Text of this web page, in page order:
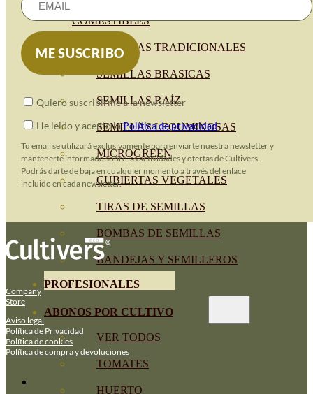
COMESTIBLES
SEMILLAS TRADICIONALES
SEMILLAS BRASICAS
SEMILLAS RAÍZ
SEMILLAS LEGUMINOSAS
MICROGREEN
CUBIERTAS VEGETALES
TIRAS DE SEMILLAS
BOMBAS DE SEMILLAS
BANDEJAS Y SEMILLEROS
PROFESIONALES
ABONOS POR CULTIVO
VER TODOS
TOMATES
HUERTO
Quiero suscribirme a la newsletter
He leido y acepto laPolítica de privacidad
Tu email se utilizará exclusivamente para enviarte nuestra newsletter y
mantenerte informado sobre las actividades y ofertas de Cultivers.
Podrás darte de baja en cualquier momento a través del enlace
incluido en cada newsletter.
Company
Store
Aviso legal
Política de Privacidad
Política de cookies
Política de compra y devoluciones